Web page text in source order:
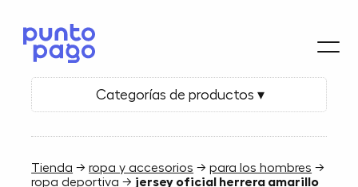
Categorías de productos ▾
Tienda →ropa y accesorios →para los hombres →
ropa deportiva → jersey oficial herrera amarillo